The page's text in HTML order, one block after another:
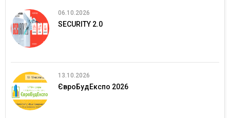
06.10.2026
SECURITY 2.0
13.10.2026
ЄвроБудЕкспо 2026